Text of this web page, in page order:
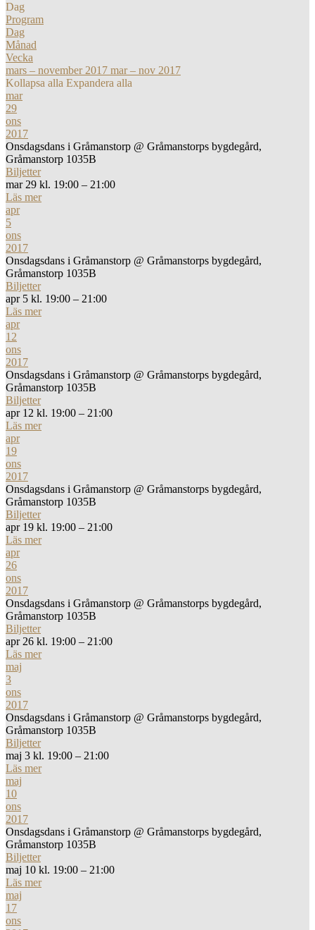
Dag
Program
Dag
Månad
Vecka
mars – november 2017 mar – nov 2017
Kollapsa alla Expandera alla
mar
29
ons
2017
Onsdagsdans i Gråmanstorp @ Gråmanstorps bygdegård,
Gråmanstorp 1035B
Biljetter
mar 29 kl. 19:00 – 21:00
Läs mer
apr
5
ons
2017
Onsdagsdans i Gråmanstorp @ Gråmanstorps bygdegård,
Gråmanstorp 1035B
Biljetter
apr 5 kl. 19:00 – 21:00
Läs mer
apr
12
ons
2017
Onsdagsdans i Gråmanstorp @ Gråmanstorps bygdegård,
Gråmanstorp 1035B
Biljetter
apr 12 kl. 19:00 – 21:00
Läs mer
apr
19
ons
2017
Onsdagsdans i Gråmanstorp @ Gråmanstorps bygdegård,
Gråmanstorp 1035B
Biljetter
apr 19 kl. 19:00 – 21:00
Läs mer
apr
26
ons
2017
Onsdagsdans i Gråmanstorp @ Gråmanstorps bygdegård,
Gråmanstorp 1035B
Biljetter
apr 26 kl. 19:00 – 21:00
Läs mer
maj
3
ons
2017
Onsdagsdans i Gråmanstorp @ Gråmanstorps bygdegård,
Gråmanstorp 1035B
Biljetter
maj 3 kl. 19:00 – 21:00
Läs mer
maj
10
ons
2017
Onsdagsdans i Gråmanstorp @ Gråmanstorps bygdegård,
Gråmanstorp 1035B
Biljetter
maj 10 kl. 19:00 – 21:00
Läs mer
maj
17
ons